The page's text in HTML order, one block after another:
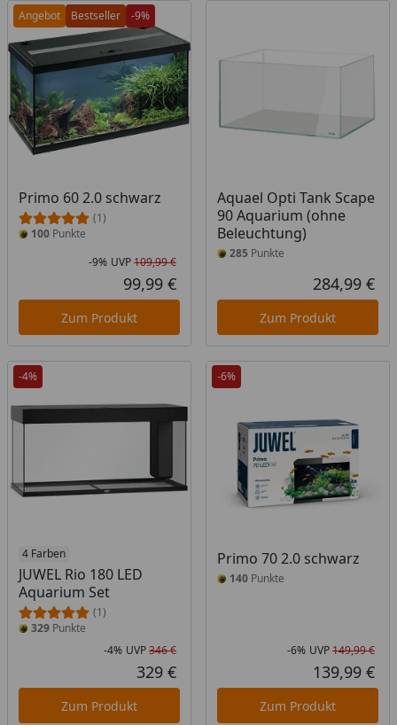
Angebot Bestseller -9%
Primo 60 2.0 schwarz
(1)
100 Punkte
Rabatt in Prozent
-9%
Ursprünglicher Preis
UVP109,99 €
Aktueller Preis
99,99 €
Zum Produkt
Aquael Opti Tank Scape
90 Aquarium (ohne
Beleuchtung)
285 Punkte
284,99 €
Zum Produkt
-4%
4 Farben
JUWEL Rio 180 LED
Aquarium Set
(1)
329 Punkte
Rabatt in Prozent
-4%
Ursprünglicher Preis
UVP346 €
Aktueller Preis
329 €
Zum Produkt
-6%
Primo 70 2.0 schwarz
140Punkte
-6% UVP149,99 €
139,99 €
Zum Produkt